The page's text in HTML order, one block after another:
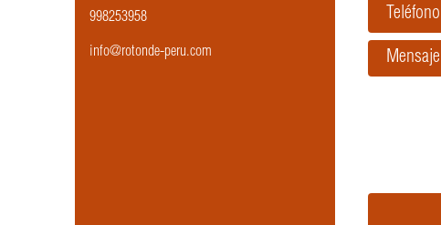
998253958
info@rotonde-peru.com
Teléfono
Mensaje